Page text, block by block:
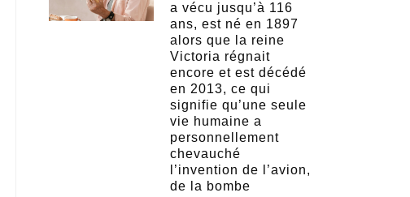
a vécu jusqu’à 116
ans, est né en 1897
alors que la reine
Victoria régnait
encore et est décédé
en 2013, ce qui
signifie qu’une seule
vie humaine a
personnellement
chevauché
l’invention de l’avion,
de la bombe